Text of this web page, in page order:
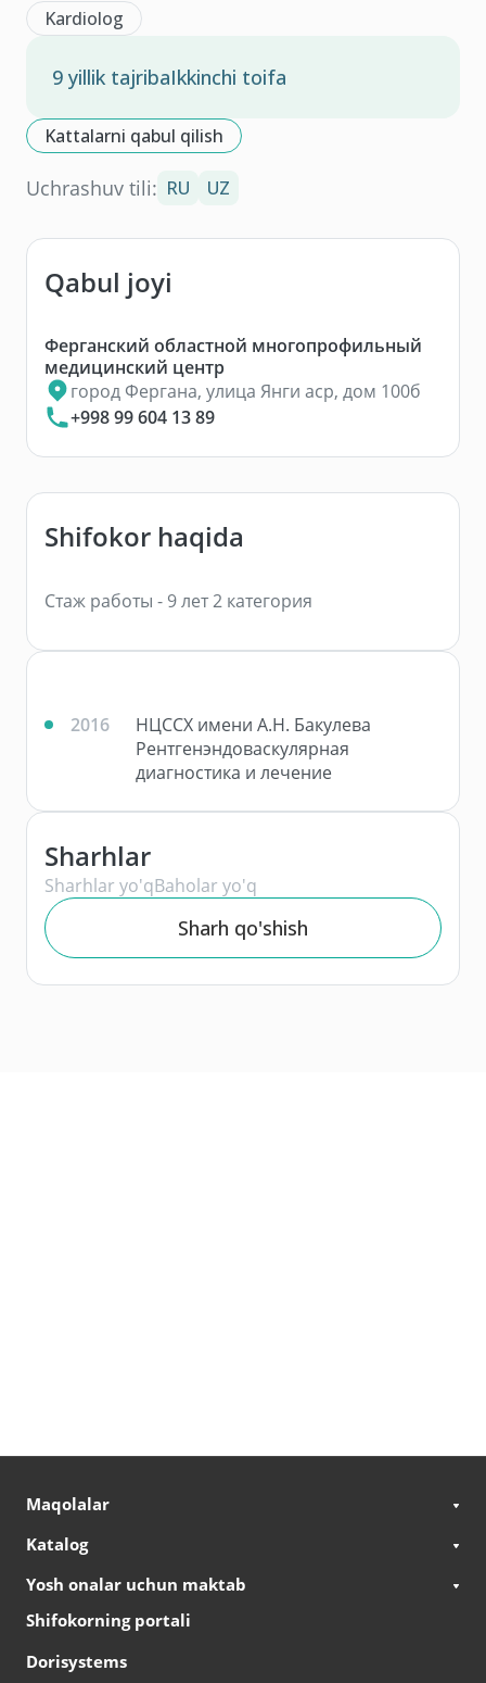
Kardiolog
9 yillik tajribaIkkinchi toifa
Kattalarni qabul qilish
Uchrashuv tili: RU UZ
Qabul joyi
Ферганский областной многопрофильный
медицинский центр
город Фергана, улица Янги аср, дом 100б
+998 99 604 13 89
Shifokor haqida
Стаж работы - 9 лет 2 категория
2016
НЦССХ имени А.Н. Бакулева
Рентгенэндоваскулярная
диагностика и лечение
Sharhlar
Sharhlar yo'qBaholar yo'q
Sharh qo'shish
Maqolalar
Katalog
Yosh onalar uchun maktab
Shifokorning portali
Dorisystems